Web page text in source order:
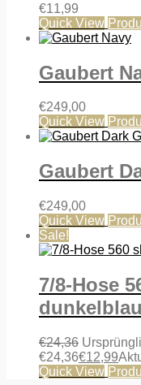
€11,99
Quick View
Gaubert
€249,00
Quick View
Gaubert
€249,00
Quick View
Sale!
7/8-Hose
dunkelblau
€24,36
€24,36€12,99
Quick View